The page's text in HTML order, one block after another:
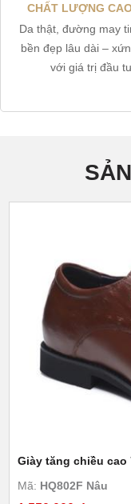
CHẤT LƯỢNG
Da thật, đường may
bền đẹp lâu dài –
với giá trị đầu
Giày tăng chiều cao
Mã: HQ802F Nâu